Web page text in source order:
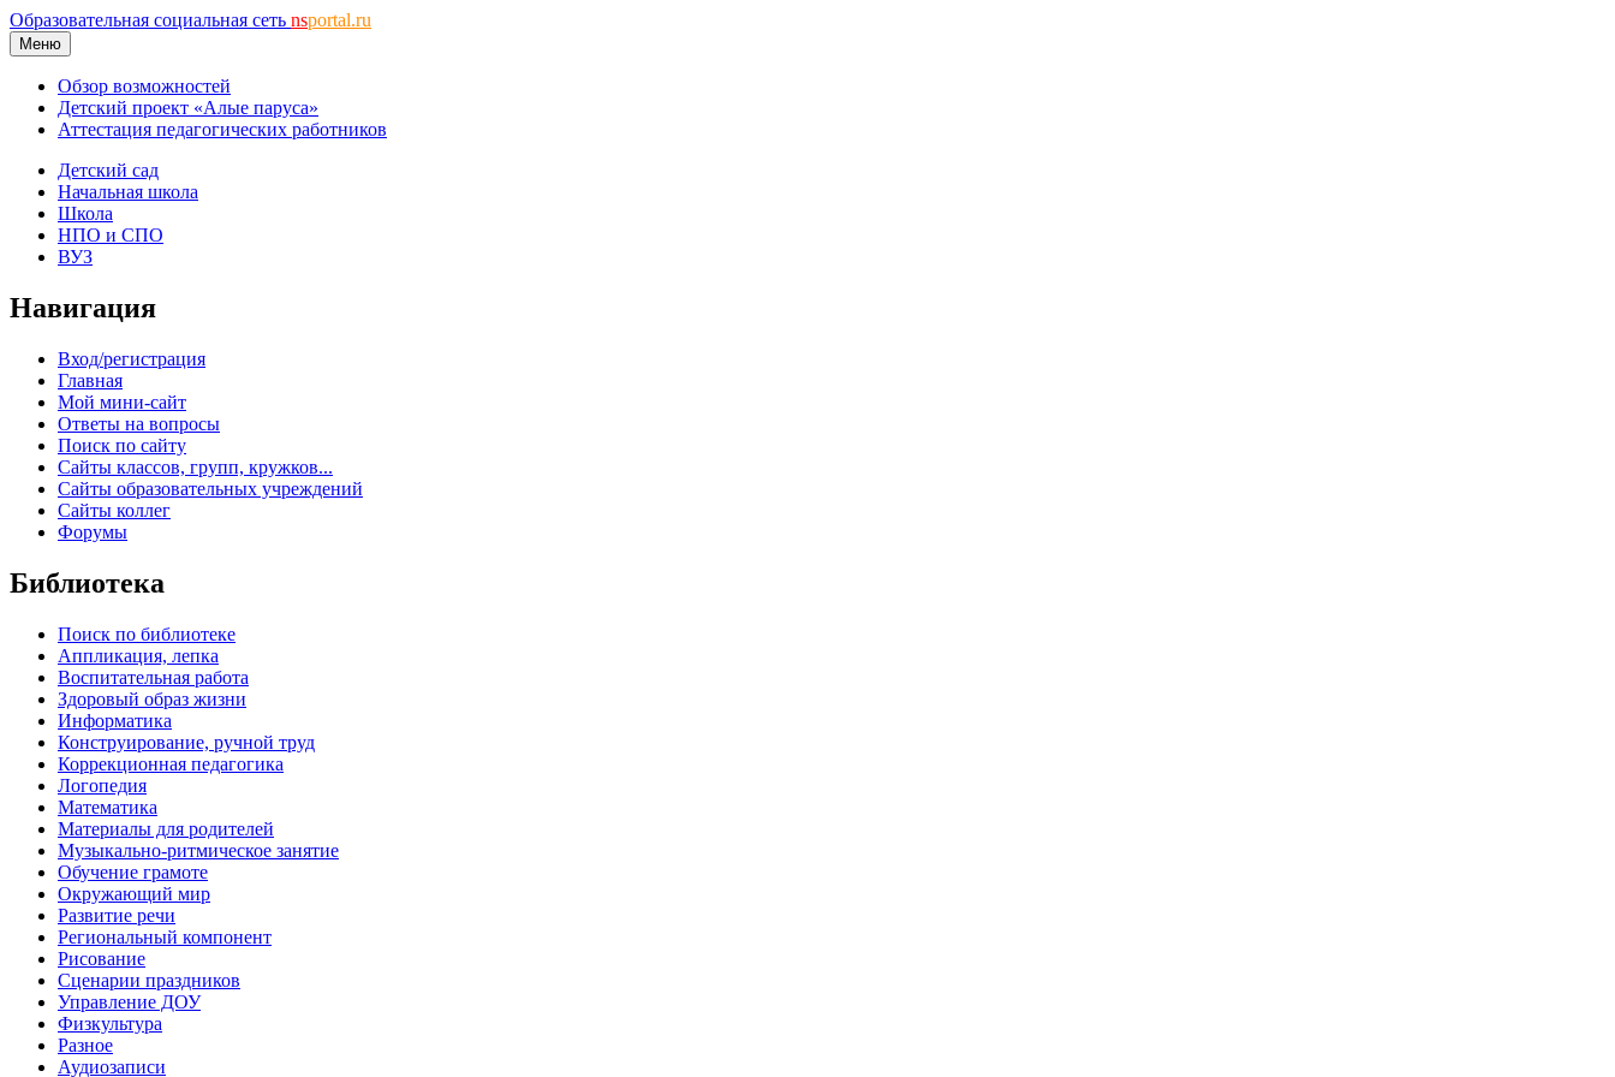
Образовательная социальная сеть nsportal.ru
Меню
Обзор возможностей
Детский проект «Алые паруса»
Аттестация педагогических работников
Детский сад
Начальная школа
Школа
НПО и СПО
ВУЗ
Навигация
Вход/регистрация
Главная
Мой мини-сайт
Ответы на вопросы
Поиск по сайту
Сайты классов, групп, кружков...
Сайты образовательных учреждений
Сайты коллег
Форумы
Библиотека
Поиск по библиотеке
Аппликация, лепка
Воспитательная работа
Здоровый образ жизни
Информатика
Конструирование, ручной труд
Коррекционная педагогика
Логопедия
Математика
Материалы для родителей
Музыкально-ритмическое занятие
Обучение грамоте
Окружающий мир
Развитие речи
Региональный компонент
Рисование
Сценарии праздников
Управление ДОУ
Физкультура
Разное
Аудиозаписи